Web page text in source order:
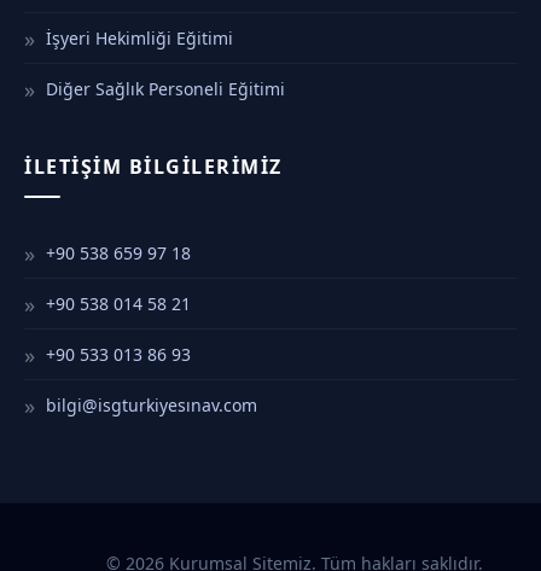
İşyeri Hekimliği Eğitimi
Diğer Sağlık Personeli Eğitimi
İLETIŞIM BILGILERIMIZ
+90 538 659 97 18
+90 538 014 58 21
+90 533 013 86 93
bilgi@isgturkiyesınav.com
© 2026 Kurumsal Sitemiz. Tüm hakları saklıdır.